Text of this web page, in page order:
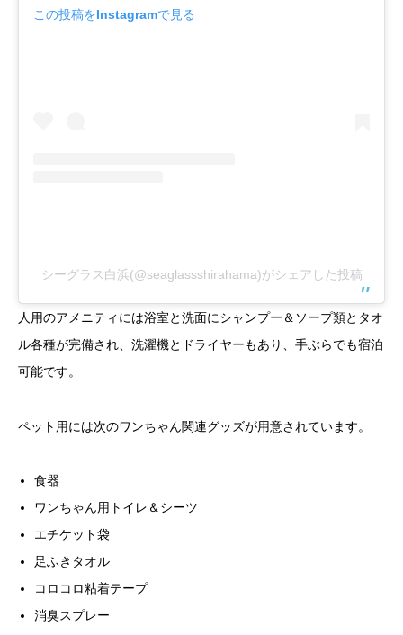
この投稿をInstagramで見る
シーグラス白浜(@seaglassshirahama)がシェアした投稿
人用のアメニティには浴室と洗面にシャンプー＆ソープ類とタオ
ル各種が完備され、洗濯機とドライヤーもあり、手ぶらでも宿泊
可能です。
ペット用には次のワンちゃん関連グッズが用意されています。
食器
ワンちゃん用トイレ＆シーツ
エチケット袋
足ふきタオル
コロコロ粘着テープ
消臭スプレー